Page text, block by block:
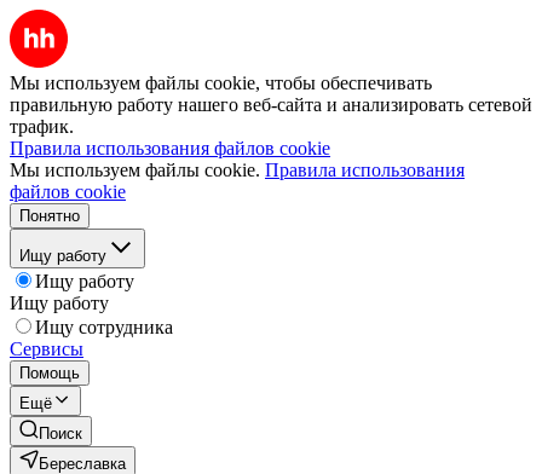
Мы используем файлы cookie, чтобы обеспечивать
правильную работу нашего веб-сайта и анализировать сетевой
трафик.
Правила использования файлов cookie
Мы используем файлы cookie. Правила использования
файлов cookie
Понятно
Ищу работу
Ищу работу
Ищу работу
Ищу сотрудника
Сервисы
Помощь
Ещё
Поиск
Береславка